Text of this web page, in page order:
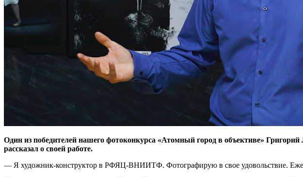
Один из победителей нашего фотоконкурса «Атомный город в объективе»
рассказал о своей работе.
— Я художник-конструктор в РФЯЦ-ВНИИТФ. Фотографирую в свое удовольствие.